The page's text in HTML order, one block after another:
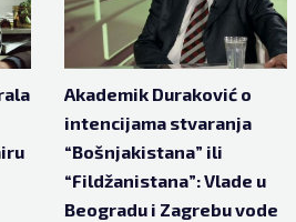
Akademik Duraković o
intencijama stvaranja
“Bošnjakistana” ili
“Fildžanistana”: Vlade u
Beogradu i Zagrebu vode